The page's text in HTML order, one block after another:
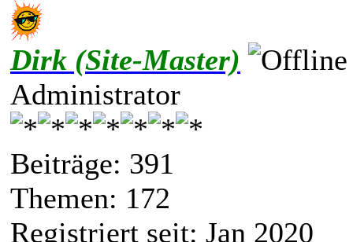
Dirk (Site-Master)
Administrator
Beiträge: 391
Themen: 172
Registriert seit: Jan 2020